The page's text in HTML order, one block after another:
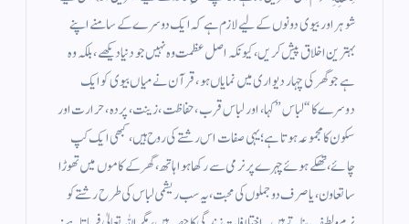
شوہر اور بیوی دونوں کے لیے لازم ہے کہ ایک دوسرے کے سامنے اپنے
بہترین اخلاق پیش کریں، کیونکہ اصل عظمت وہ نہیں جو دنیا دیکھے، بلکہ وہ
ہے جو گھر کی چہار دیواری میں نمایاں ہو، قرآن نے میاں بیوی کو ایک
دوسرے کا “لباس” کہا، اور لباس قرب، حفاظت، زینت، پردہ، حرارت اور
سکون کا مجموعہ ہوتا ہے؛ یہی صفات اس رشتے کی روح ہیں، کبھی ایک کپ
چائے، تھکے ہوئے چہرے پر نرمی سے رکھا ہوا ہاتھ، گھر کے کاموں میں تھوڑا
سا تعاون، یا صرف دو جملوں کی محبت، یہ سب ریشمی لباس کی طرح رشتے کو